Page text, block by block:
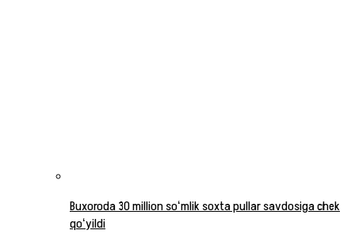
Buxoroda 30 million soʻmlik soxta pullar savdosiga chek
qoʻyildi